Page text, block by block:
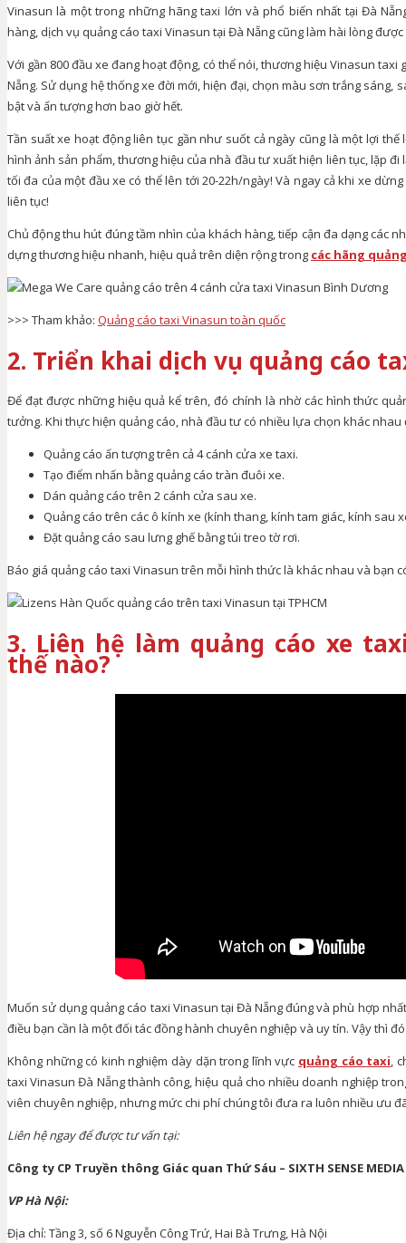
Vinasun là một trong những hãng taxi lớn và phổ biến nhất tại Đà
hàng, dịch vụ quảng cáo taxi Vinasun tại Đà Nẵng cũng làm hài lòng
Với gần 800 đầu xe đang hoạt động, có thể nói, thương hiệu Vinasun
Nẵng. Sử dụng hệ thống xe đời mới, hiện đại, chọn màu sơn trắng
bật và ấn tượng hơn bao giờ hết.
Tần suất xe hoạt động liên tục gần như suốt cả ngày cũng là một lợi
hình ảnh sản phẩm, thương hiệu của nhà đầu tư xuất hiện liên tục, lặp
tối đa của một đầu xe có thể lên tới 20-22h/ngày! Và ngay cả khi xe
liên tục!
Chủ động thu hút đúng tầm nhìn của khách hàng, tiếp cận đa dạng các
dựng thương hiệu nhanh, hiệu quả trên diện rộng trong các hãng
>>> Tham khảo: Quảng cáo taxi Vinasun toàn quốc
2. Triển khai dịch vụ quảng cáo
Để đạt được những hiệu quả kể trên, đó chính là nhờ các hình thức
tưởng. Khi thực hiện quảng cáo, nhà đầu tư có nhiều lựa chọn khác
Quảng cáo ấn tượng trên cả 4 cánh cửa xe taxi.
Tạo điểm nhấn bằng quảng cáo tràn đuôi xe.
Dán quảng cáo trên 2 cánh cửa sau xe.
Quảng cáo trên các ô kính xe (kính thang, kính tam giác, kính sau
Đặt quảng cáo sau lưng ghế bằng túi treo tờ rơi.
Báo giá quảng cáo taxi Vinasun trên mỗi hình thức là khác nhau và bạn
3. Liên hệ làm quảng cáo xe
thế nào?
Muốn sử dụng quảng cáo taxi Vinasun tại Đà Nẵng đúng và phù hợp
điều bạn cần là một đối tác đồng hành chuyên nghiệp và uy tín. Vậy thì
Không những có kinh nghiệm dày dặn trong lĩnh vực quảng cáo taxi,
taxi Vinasun Đà Nẵng thành công, hiệu quả cho nhiều doanh nghiệp
viên chuyên nghiệp, nhưng mức chi phí chúng tôi đưa ra luôn nhiều ưu
Liên hệ ngay để được tư vấn tại:
Công ty CP Truyền thông Giác quan Thứ Sáu – SIXTH SENSE MEDIA
VP Hà Nội:
Địa chỉ: Tầng 3, số 6 Nguyễn Công Trứ, Hai Bà Trưng, Hà Nội